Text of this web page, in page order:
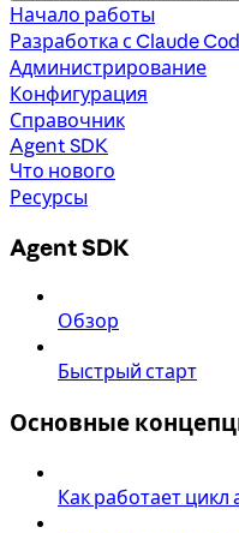
Начало работы
Разработка с Claude
Администрирование
Конфигурация
Справочник
Agent SDK
Что нового
Ресурсы
Agent SDK
Обзор
Быстрый старт
Основные
Как работает цикл